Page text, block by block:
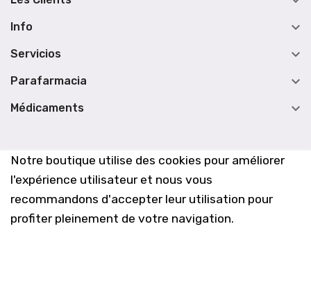
Notre boutique utilise des cookies pour améliorer
l'expérience utilisateur et nous vous
recommandons d'accepter leur utilisation pour
profiter pleinement de votre navigation.
Info 
Servicios 
Parafarmacia 
Médicaments 